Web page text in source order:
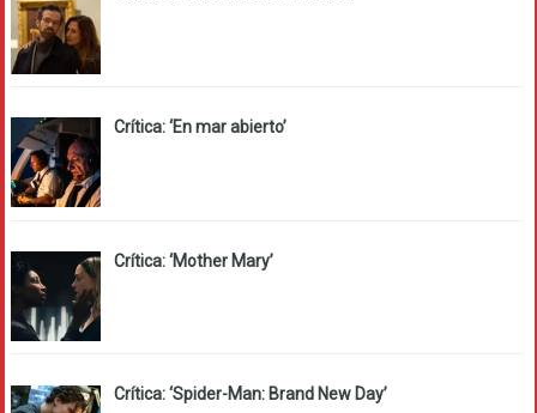
Crítica: ‘En mar abierto’
Crítica: ‘Mother Mary’
Crítica: ‘Spider-Man: Brand New Day’